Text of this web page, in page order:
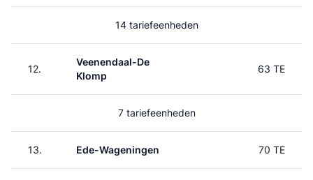
14 tariefeenheden
12.
Veenendaal-De
Klomp
63 TE
7 tariefeenheden
13. Ede-Wageningen 70 TE